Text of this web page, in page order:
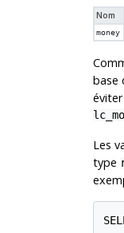
Nom
money
base
Les
type